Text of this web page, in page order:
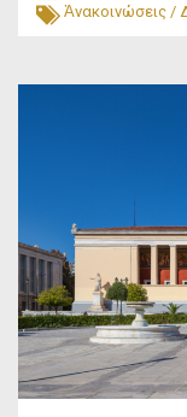
Ἀνακοινώσεις /